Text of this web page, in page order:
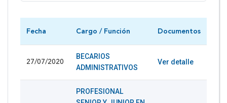
Fecha Cargo / Función Documentos
27/07/2020
BECARIOS
ADMINISTRATIVOS
Ver detalle
PROFESIONAL